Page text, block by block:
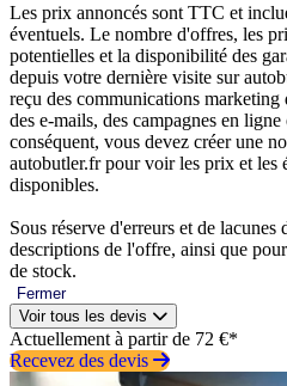
Les prix annoncés sont TTC et
éventuels. Le nombre d'offres, les
potentielles et la disponibilité des
depuis votre dernière visite sur
reçu des communications
des e-mails, des campagnes en
conséquent, vous devez créer une
autobutler.fr pour voir les prix et les
disponibles.
Sous réserve d'erreurs et de
descriptions de l'offre, ainsi que
de stock.
Fermer
Voir tous les devis
Actuellement à partir de 72 €*
Recevez des devis